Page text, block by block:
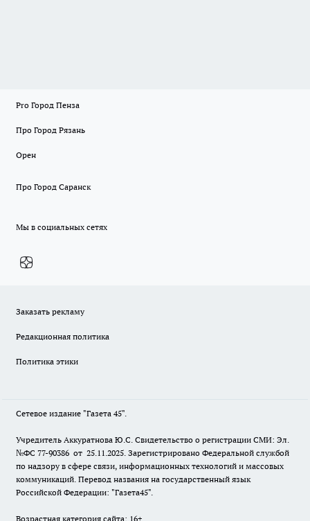
Pro Город Пенза
Про Город Рязань
Орен
Про Город Саранск
Мы в социальных сетях
Заказать рекламу
Редакционная политика
Политика этики
Сетевое издание "Газета 45".
Учредитель Аккуратнова Ю.С. Свидетельство о регистрации СМИ: Эл.
№ФС 77-90386 от 25.11.2025. Зарегистрировано Федеральной службой
по надзору в сфере связи, информационных технологий и массовых
коммуникаций. Перевод названия на государственный язык
Российской Федерации: "Газета45".
Возрастная категория сайта: 16+